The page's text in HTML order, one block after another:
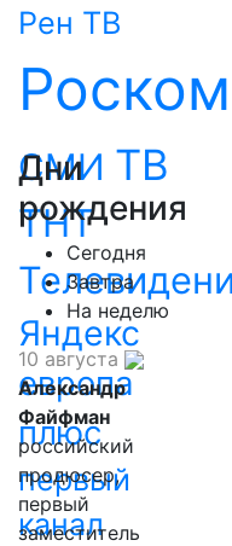
Рен ТВ
СМИ ТВ
ТНТ
Яндекс
европа
плюс
первый
канал
Дни
рождения
Сегодня
Завтра
На неделю
10 августа
Александр
Файфман
российский
продюсер,
первый
заместитель